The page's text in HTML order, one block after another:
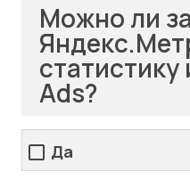
Можно ли
статистику
Ads?
Да